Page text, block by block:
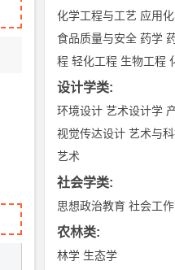
化学工程与工艺 应用
食品质量与安全 药学
程 轻化工程 生物工程
设计学类:
环境设计 艺术设计学
视觉传达设计 艺术与
艺术
社会学类:
思想政治教育 社会工作
农林类:
林学 生态学